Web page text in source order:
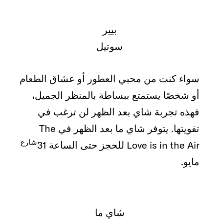
بيير
سوتيل
سواء كنت من محبي العطور أو عشاق الطعام
أو شخصًا يستمتع ببساطة بالمنظر الجميل،
فهذه تجربة شاي بعد الظهر لن ترغب في
تفويتها. يتوفر شاي ما بعد الظهر في The
Love is in the Air للحجز حتى الساعة 31
شارع
مايو.
شاي ما